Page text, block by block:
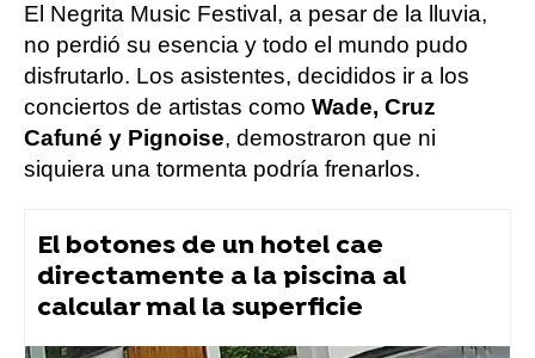
El Negrita Music Festival, a pesar de la lluvia,
no perdió su esencia y todo el mundo pudo
disfrutarlo. Los asistentes, decididos ir a los
conciertos de artistas como Wade, Cruz
Cafuné y Pignoise, demostraron que ni
siquiera una tormenta podría frenarlos.
El botones de un hotel cae
directamente a la piscina al
calcular mal la superficie